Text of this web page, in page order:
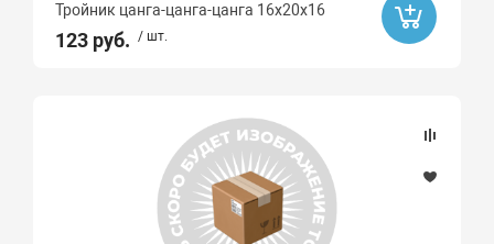
Тройник цанга-цанга-цанга 16x20x16
123 руб. / шт.